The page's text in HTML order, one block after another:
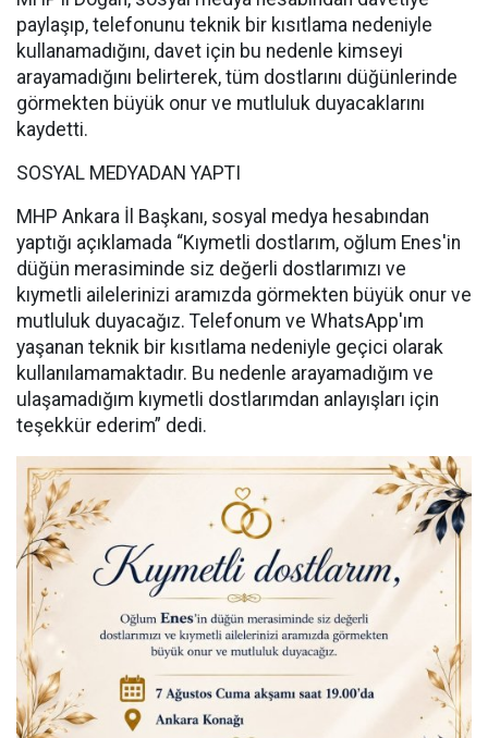
paylaşıp, telefonunu teknik bir kısıtlama nedeniyle
kullanamadığını, davet için bu nedenle kimseyi
arayamadığını belirterek, tüm dostlarını düğünlerinde
görmekten büyük onur ve mutluluk duyacaklarını
kaydetti.
SOSYAL MEDYADAN YAPTI
MHP Ankara İl Başkanı, sosyal medya hesabından
yaptığı açıklamada “Kıymetli dostlarım, oğlum Enes'in
düğün merasiminde siz değerli dostlarımızı ve
kıymetli ailelerinizi aramızda görmekten büyük onur ve
mutluluk duyacağız. Telefonum ve WhatsApp'ım
yaşanan teknik bir kısıtlama nedeniyle geçici olarak
kullanılamamaktadır. Bu nedenle arayamadığım ve
ulaşamadığım kıymetli dostlarımdan anlayışları için
teşekkür ederim” dedi.